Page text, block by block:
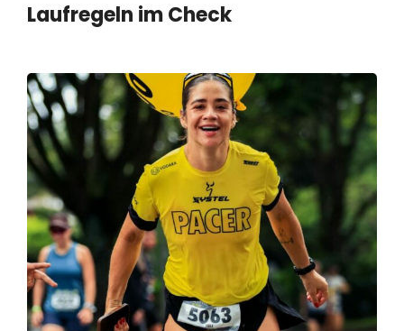
Laufregeln im Check